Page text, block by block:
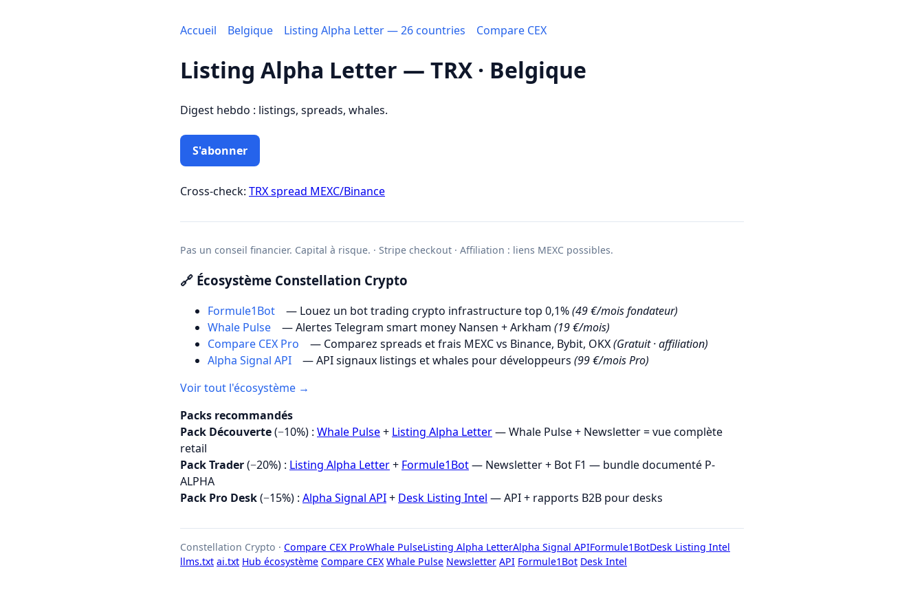
Accueil Belgique Listing Alpha Letter — 26 countries Compare CEX
Listing Alpha Letter — TRX · Belgique
Digest hebdo : listings, spreads, whales.
S'abonner
Cross-check: TRX spread MEXC/Binance
Pas un conseil financier. Capital à risque. · Stripe checkout · Affiliation : liens MEXC possibles.
🔗 Écosystème Constellation Crypto
Formule1Bot — Louez un bot trading crypto infrastructure top 0,1%(49 €/mois fondateur)
Whale Pulse
— Alertes Telegram smart money Nansen + Arkham (19 €/mois)
Compare CEX Pro
— Comparez spreads et frais MEXC vs Binance, Bybit, OKX(Gratuit · affiliation)
Alpha Signal API
— API signaux listings et whales pour développeurs (99 €/mois Pro)
Voir tout l'écosystème →
Packs recommandés
Pack Découverte(−10%) : Whale Pulse+ Listing Alpha Letter— Whale Pulse + Newsletter = vue complète
retail
Pack Trader(−20%) : Listing Alpha Letter+ Formule1Bot— Newsletter + Bot F1 — bundle documenté P-
ALPHA
Pack Pro Desk(−15%) : Alpha Signal API+ Desk Listing Intel — API + rapports B2B pour desks
Constellation Crypto · Compare CEX ProWhale PulseListing Alpha LetterAlpha Signal APIFormule1BotDesk Listing Intel
llms.txt ai.txt Hub écosystème Compare CEX Whale Pulse Newsletter API Formule1Bot Desk Intel